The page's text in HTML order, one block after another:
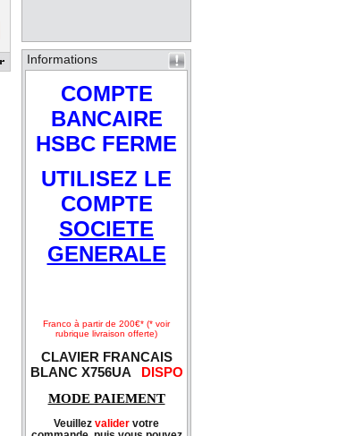
Informations
COMPTE
BANCAIRE
HSBC FERME
UTILISEZ LE
COMPTE
SOCIETE
GENERALE
Franco à partir de 200€* (* voir
rubrique livraison offerte)
CLAVIER FRANCAIS
BLANC X756UA DISPO
MODE PAIEMENT
Veuillez valider votre